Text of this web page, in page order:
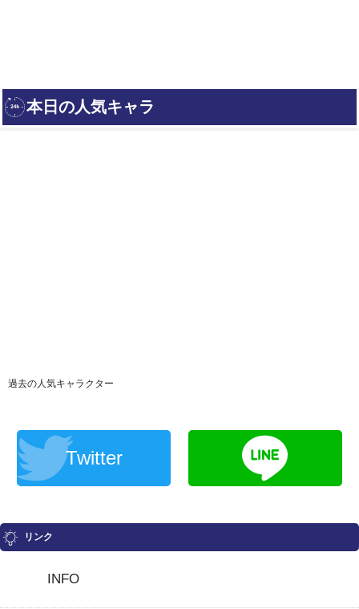
過去の人気キャラクター
Twitter
リンク
INFO